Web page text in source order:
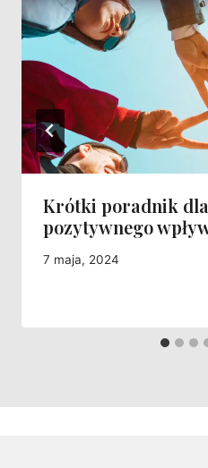
Krótki poradnik
pozytywnego
7 maja, 2024